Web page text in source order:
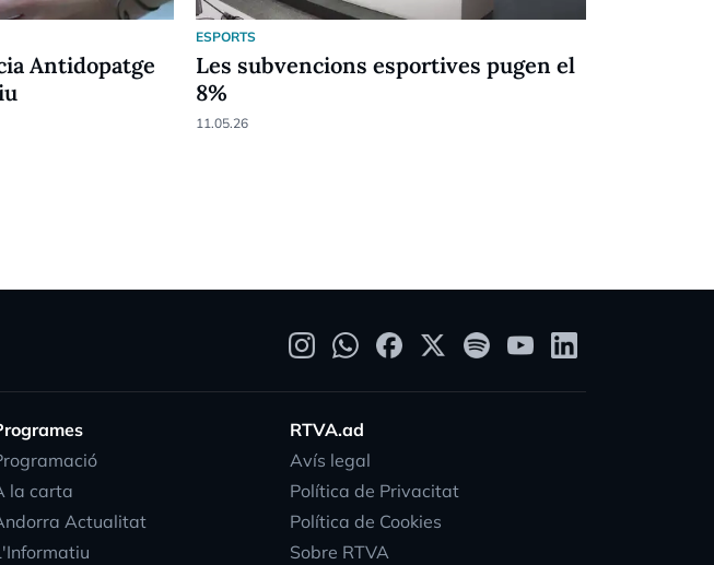
Antidopatge
ESPORTS
Les subvencions esportives pugen el
8%
11.05.26
la carta
Actualitat
RTVA.ad
Avís legal
Política de Privacitat
Política de Cookies
Sobre RTVA